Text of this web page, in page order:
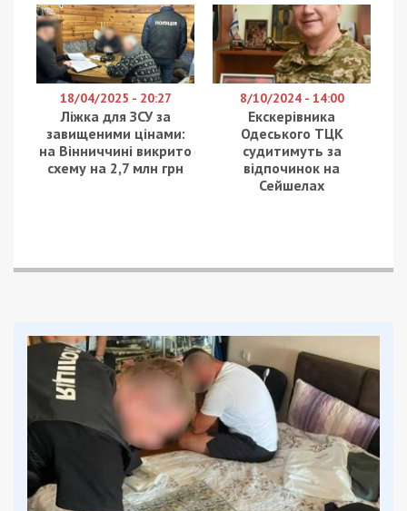
державному бюджету завдано збитків на понад
3,2 млн гривень. Про це повідомляє49000з
посиланням на Офіс Генерального прокурора.
За даними слідства, у 2021 році посадовець
очолював тендерний комітет під час реалізації
проєкту реконструкції митного поста
«Красноїльськ» на українсько-румунському
кордоні. Загальна вартість проєкту становила
двох дешевших пропозицій.
прийняв об’єкт без належної перевірки
розрахунків підрядної організації.
За висновками експертиз, вартість окремих
будівельних матеріалів у документації була
завищена на понад 3,2 млн гривень.
Колишньому посадовцю повідомили про підозру
за ч. 5 ст. 190 Кримінального кодексу України.